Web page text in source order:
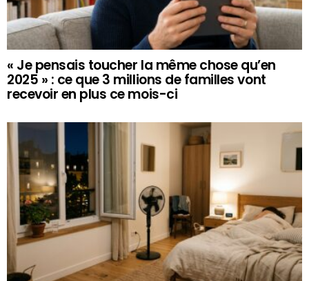
« Je pensais toucher la même chose qu’en
2025 » : ce que 3 millions de familles vont
recevoir en plus ce mois-ci